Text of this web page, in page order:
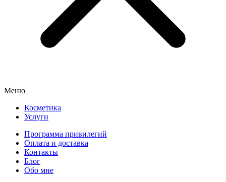
Меню
Косметика
Услуги
Программа привилегий
Оплата и доставка
Контакты
Блог
Обо мне